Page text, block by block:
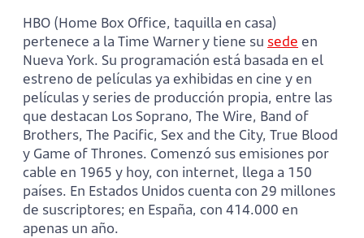
HBO (Home Box Office, taquilla en casa)
pertenece a la Time Warner y tiene su sede en
Nueva York. Su programación está basada en el
estreno de películas ya exhibidas en cine y en
películas y series de producción propia, entre las
que destacan Los Soprano, The Wire, Band of
Brothers, The Pacific, Sex and the City, True Blood
y Game of Thrones. Comenzó sus emisiones por
cable en 1965 y hoy, con internet, llega a 150
países. En Estados Unidos cuenta con 29 millones
de suscriptores; en España, con 414.000 en
apenas un año.